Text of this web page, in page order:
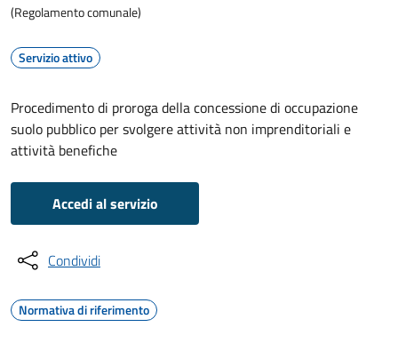
(Regolamento comunale)
Servizio attivo
Procedimento di proroga della concessione di occupazione
suolo pubblico per svolgere attività non imprenditoriali e
attività benefiche
Accedi al servizio
Condividi
Normativa di riferimento